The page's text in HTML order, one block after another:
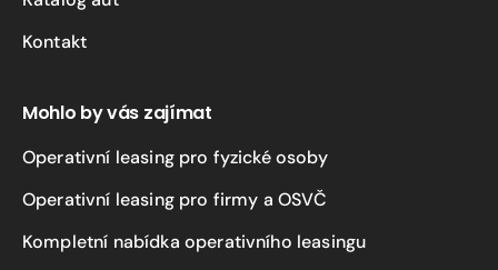
Kontakt
Mohlo by vás zajímat
Operativní leasing pro fyzické osoby
Operativní leasing pro firmy a OSVČ
Kompletní nabídka operativního leasingu